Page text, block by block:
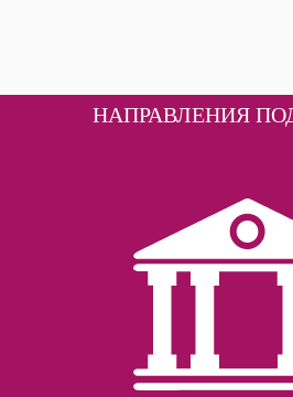
магистратура,
аспирантура)
НАПРАВЛЕНИЯ